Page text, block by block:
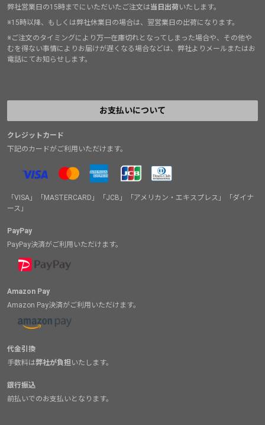
弊社営業日の15時までにいただいたご注文は当日出荷いたします。
※15時以降、もしくは弊社休業日の場合は、翌営業日の出荷になります。
※ご注文のタイミングにより万一在庫切れとなってしまった場合や、その他や
むを得ない事情によりお届けが遅くなる場合などは、弊社よりメールまたはお
電話にてお知らせします。
お支払いについて
クレジットカード
下記のカードがご利用いただけます。
「VISA」「MASTERCARD」「JCB」「アメリカン・エキスプレス」「ダイナ
ース」
PayPay
PayPay決済がご利用いただけます。
Amazon Pay
Amazon Pay決済がご利用いただけます。
代金引換
手数料は弊社が負担いたします。
銀行振込
前払いでのお支払いとなります。